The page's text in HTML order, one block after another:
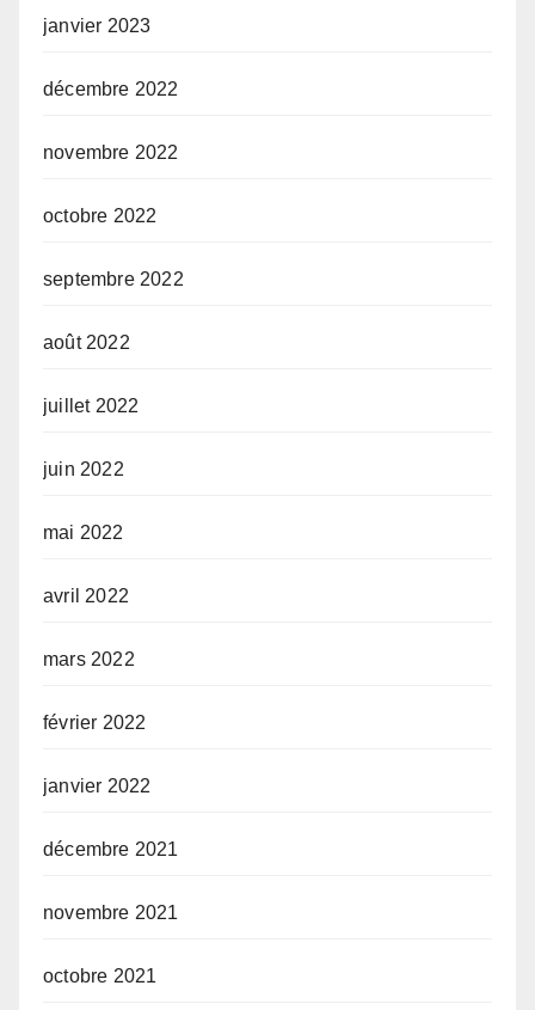
janvier 2023
décembre 2022
novembre 2022
octobre 2022
septembre 2022
août 2022
juillet 2022
juin 2022
mai 2022
avril 2022
mars 2022
février 2022
janvier 2022
décembre 2021
novembre 2021
octobre 2021